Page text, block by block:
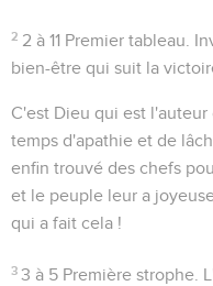
2 2 à 11 Premier tableau.
bien-être qui suit la
C'est Dieu qui est
temps d'apathie et de
enfin trouvé des chefs
et le peuple leur a
qui a fait cela !
3 3 à 5 Première strophe.